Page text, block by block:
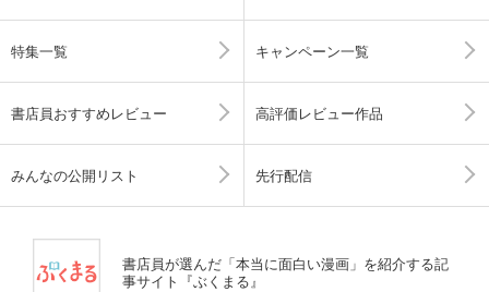
特集一覧 キャンペーン一覧
書店員おすすめレビュー 高評価レビュー作品
みんなの公開リスト 先行配信
書店員が選んだ「本当に面白い漫画」を紹介する記
事サイト『ぶくまる』